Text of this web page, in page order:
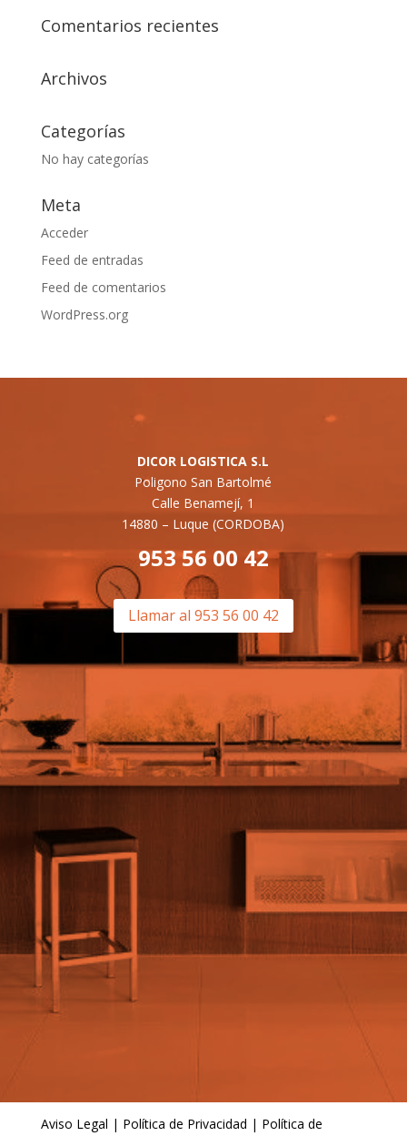
Comentarios recientes
Archivos
Categorías
No hay categorías
Meta
Acceder
Feed de entradas
Feed de comentarios
WordPress.org
DICOR LOGISTICA S.L
Poligono San Bartolmé
Calle Benamejí, 1
14880 – Luque (CORDOBA)
953 56 00 42
Llamar al 953 56 00 42
Aviso Legal | Política de Privacidad | Política de